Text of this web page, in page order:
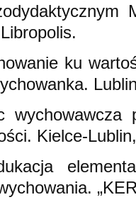
ku
wychowawcza
Kielce-